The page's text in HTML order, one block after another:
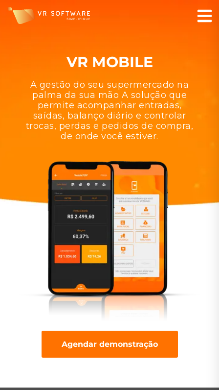
VR MOBILE
A gestão do seu supermercado na
palma da sua mão A solução que
permite acompanhar entradas,
saídas, balanço diário e controlar
trocas, perdas e pedidos de compra,
de onde você estiver.
Agendar demonstração